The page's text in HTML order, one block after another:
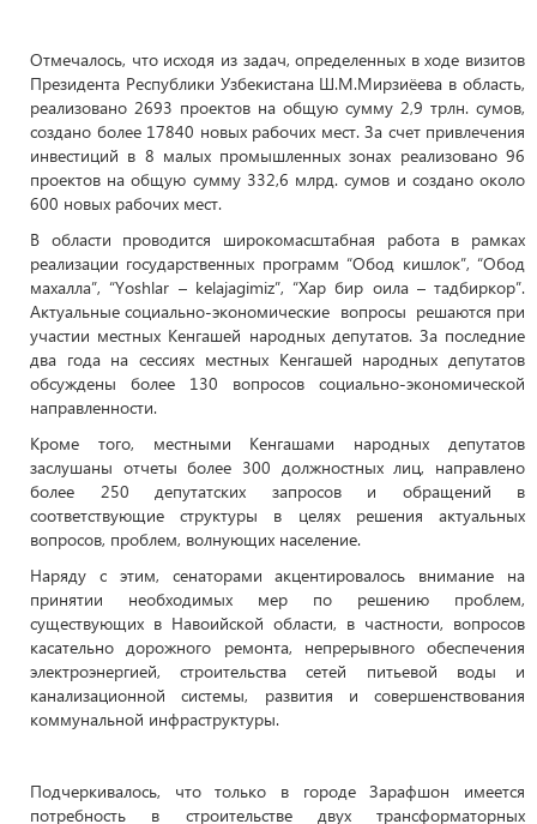
Отмечалось, что исходя из задач, определенных в ходе визитов
Президента Республики Узбекистана Ш.М.Мирзиёева в область,
реализовано 2693 проектов на общую сумму 2,9 трлн. сумов,
создано более 17840 новых рабочих мест. За счет привлечения
инвестиций в 8 малых промышленных зонах реализовано 96
проектов на общую сумму 332,6 млрд. сумов и создано около
600 новых рабочих мест.
В области проводится широкомасштабная работа в рамках
реализации государственных программ “Обод кишлок”, “Обод
махалла”, “Yoshlar – kelajagimiz”, “Хар бир оила – тадбиркор”.
Актуальные социально-экономические вопросы решаются при
участии местных Кенгашей народных депутатов. За последние
два года на сессиях местных Кенгашей народных депутатов
обсуждены более 130 вопросов социально-экономической
направленности.
Кроме того, местными Кенгашами народных депутатов
заслушаны отчеты более 300 должностных лиц, направлено
более 250 депутатских запросов и обращений в
соответствующие структуры в целях решения актуальных
вопросов, проблем, волнующих население.
Наряду с этим, сенаторами акцентировалось внимание на
принятии необходимых мер по решению проблем,
существующих в Навоийской области, в частности, вопросов
касательно дорожного ремонта, непрерывного обеспечения
электроэнергией, строительства сетей питьевой воды и
канализационной системы, развития и совершенствования
коммунальной инфраструктуры.
Подчеркивалось, что только в городе Зарафшон имеется
потребность в строительстве двух трансформаторных